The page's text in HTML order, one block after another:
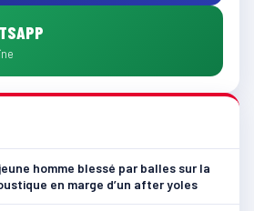
homme blessé par balles sur la
en marge d’un after yoles